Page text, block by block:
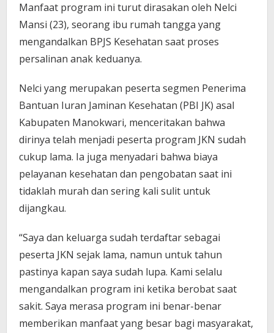
Manfaat program ini turut dirasakan oleh Nelci
Mansi (23), seorang ibu rumah tangga yang
mengandalkan BPJS Kesehatan saat proses
persalinan anak keduanya.
Nelci yang merupakan peserta segmen Penerima
Bantuan Iuran Jaminan Kesehatan (PBI JK) asal
Kabupaten Manokwari, menceritakan bahwa
dirinya telah menjadi peserta program JKN sudah
cukup lama. Ia juga menyadari bahwa biaya
pelayanan kesehatan dan pengobatan saat ini
tidaklah murah dan sering kali sulit untuk
dijangkau.
“Saya dan keluarga sudah terdaftar sebagai
peserta JKN sejak lama, namun untuk tahun
pastinya kapan saya sudah lupa. Kami selalu
mengandalkan program ini ketika berobat saat
sakit. Saya merasa program ini benar-benar
memberikan manfaat yang besar bagi masyarakat,